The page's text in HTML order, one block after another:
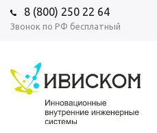
8 (800) 250 22 64
Звонок по РФ бесплатный